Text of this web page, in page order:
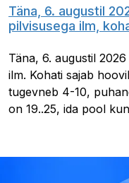
Täna, 6. augustil
pilvisusega ilm,
Täna, 6. augustil
ilm. Kohati sajab
tugevneb 4-10,
on 19..25, ida pool